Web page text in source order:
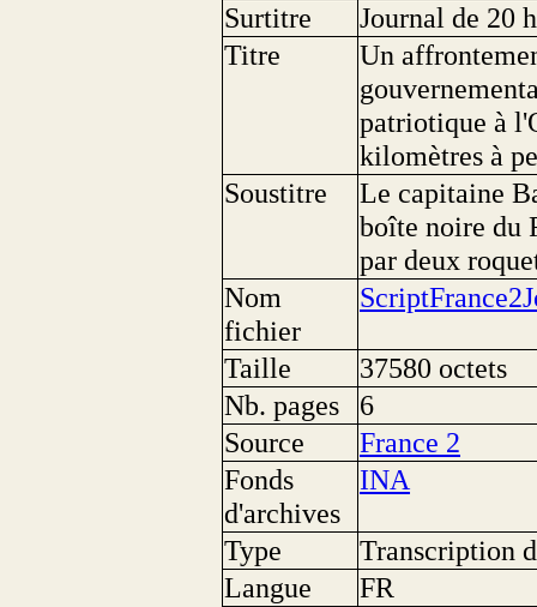
Surtitre
Journal de 20
Titre
Un
patriotique à
kilomètres à
Soustitre
Le capitaine
boîte noire du
par deux
Nom
fichier
Taille
37580 octets
Nb. pages
6
Source
France 2
Fonds
d'archives
INA
Type
Transcription
Langue
FR